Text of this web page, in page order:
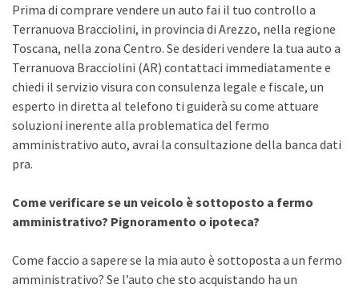
Prima di comprare vendere un auto fai il tuo controllo a
Terranuova Bracciolini, in provincia di Arezzo, nella regione
Toscana, nella zona Centro. Se desideri vendere la tua auto a
Terranuova Bracciolini (AR) contattaci immediatamente e
chiedi il servizio visura con consulenza legale e fiscale, un
esperto in diretta al telefono ti guiderà su come attuare
soluzioni inerente alla problematica del fermo
amministrativo auto, avrai la consultazione della banca dati
pra.
Come verificare se un veicolo è sottoposto a fermo
amministrativo? Pignoramento o ipoteca?
Come faccio a sapere se la mia auto è sottoposta a un fermo
amministrativo? Se l’auto che sto acquistando ha un